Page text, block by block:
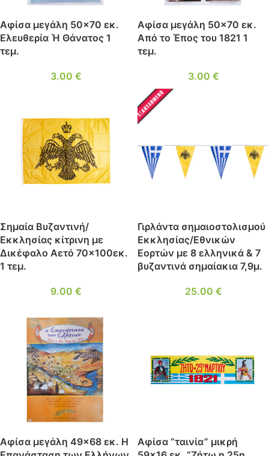
Αφίσα μεγάλη 50×70 εκ.
Ελευθερία Ή Θάνατος 1
τεμ.
3.00 €
Αφίσα μεγάλη 50×70 εκ.
Από το Έπος του 1821 1
τεμ.
3.00 €
Σημαία Βυζαντινή/
Εκκλησίας κίτρινη με
Δικέφαλο Αετό 70×100εκ.
1 τεμ.
9.00 €
ΕΞΑΝΤΛ
ΗΜΈΝΟ
Γιρλάντα σημαιοστολισμού
Εκκλησίας/Εθνικών
Εορτών με 8 ελληνικά & 7
βυζαντινά σημαίακια 7,9μ.
25.00 €
Αφίσα μεγάλη 49×68 εκ. Η
Αφίσα “ταινία” μικρή